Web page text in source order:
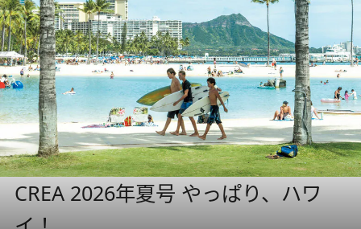
CREA 2026年夏号 やっぱり、ハワ